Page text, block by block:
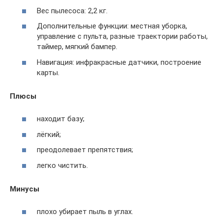
Вес пылесоса: 2,2 кг.
Дополнительные функции: местная уборка,
управление с пульта, разные траектории работы,
таймер, мягкий бампер.
Навигация: инфракрасные датчики, построение
карты.
Плюсы
находит базу;
лёгкий;
преодолевает препятствия;
легко чистить.
Минусы
плохо убирает пыль в углах.